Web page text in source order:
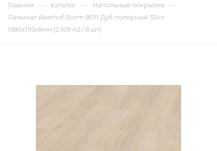
Главная — Каталог — Напольные покрытия —
Ламинат Aberhof Storm 8011 Дуб полярный 33кл
1380х193х8мм (2,109 м2 / 8 шт)